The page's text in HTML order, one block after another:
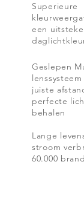
Superieure
een
Geslepen
juiste
perfecte
behalen
Lange
stroom
60.000